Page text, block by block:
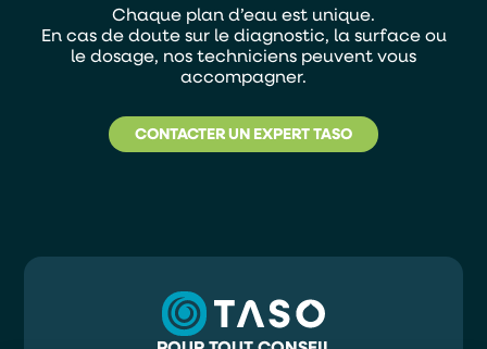
Chaque plan d’eau est unique.
En cas de doute sur le diagnostic, la surface ou
le dosage, nos techniciens peuvent vous
accompagner.
CONTACTER UN EXPERT TASO